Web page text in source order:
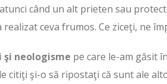
când un alt prieten sau
ceva frumos. Ce ziceţi, ne
şi neologisme pe care le-am găsit
citiţi şi-o să ripostaţi că sunt ale